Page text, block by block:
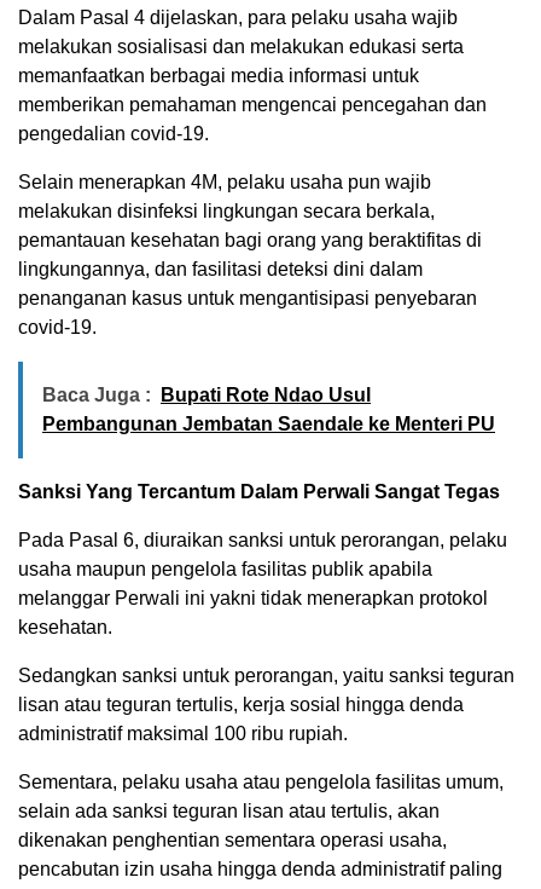
Dalam Pasal 4 dijelaskan, para pelaku usaha wajib
melakukan sosialisasi dan melakukan edukasi serta
memanfaatkan berbagai media informasi untuk
memberikan pemahaman mengencai pencegahan dan
pengedalian covid-19.
Selain menerapkan 4M, pelaku usaha pun wajib
melakukan disinfeksi lingkungan secara berkala,
pemantauan kesehatan bagi orang yang beraktifitas di
lingkungannya, dan fasilitasi deteksi dini dalam
penanganan kasus untuk mengantisipasi penyebaran
covid-19.
Baca Juga :
Bupati Rote Ndao Usul
Pembangunan Jembatan Saendale ke Menteri PU
Sanksi Yang Tercantum Dalam Perwali Sangat Tegas
Pada Pasal 6, diuraikan sanksi untuk perorangan, pelaku
usaha maupun pengelola fasilitas publik apabila
melanggar Perwali ini yakni tidak menerapkan protokol
kesehatan.
Sedangkan sanksi untuk perorangan, yaitu sanksi teguran
lisan atau teguran tertulis, kerja sosial hingga denda
administratif maksimal 100 ribu rupiah.
Sementara, pelaku usaha atau pengelola fasilitas umum,
selain ada sanksi teguran lisan atau tertulis, akan
dikenakan penghentian sementara operasi usaha,
pencabutan izin usaha hingga denda administratif paling